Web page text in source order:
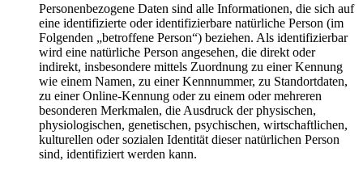
Personenbezogene Daten sind alle Informationen, die sich auf
eine identifizierte oder identifizierbare natürliche Person (im
Folgenden „betroffene Person“) beziehen. Als identifizierbar
wird eine natürliche Person angesehen, die direkt oder
indirekt, insbesondere mittels Zuordnung zu einer Kennung
wie einem Namen, zu einer Kennnummer, zu Standortdaten,
zu einer Online-Kennung oder zu einem oder mehreren
besonderen Merkmalen, die Ausdruck der physischen,
physiologischen, genetischen, psychischen, wirtschaftlichen,
kulturellen oder sozialen Identität dieser natürlichen Person
sind, identifiziert werden kann.